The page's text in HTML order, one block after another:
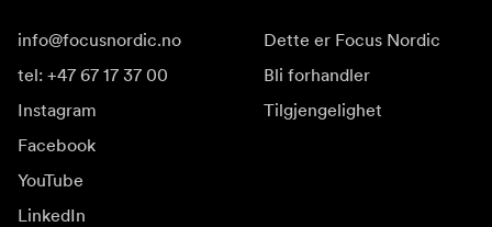
info@focusnordic.no
tel: +47 67 17 37 00
Instagram
Facebook
YouTube
LinkedIn
Dette er Focus Nordic
Bli forhandler
Tilgjengelighet